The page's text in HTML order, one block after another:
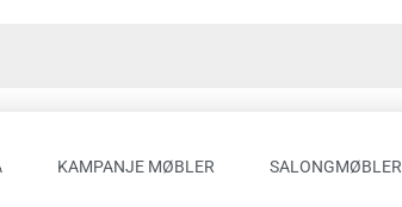
KAMPANJE MØBLER SALONGMØBLER